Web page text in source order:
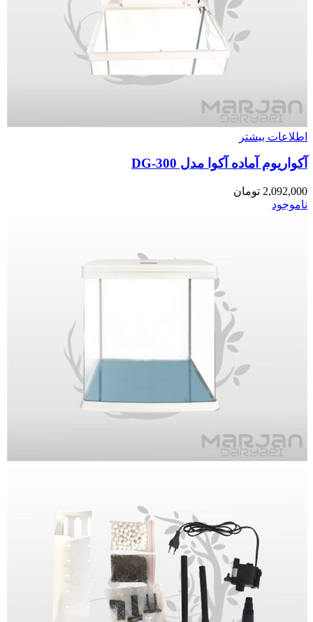
اطلاعات بیشتر
آکواریوم آماده آکوا مدل DG-300
2,092,000 تومان
ناموجود